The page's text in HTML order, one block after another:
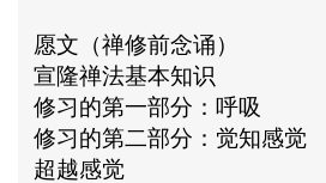
愿文（禅修前念诵）
宣隆禅法基本知识
修习的第一部分：呼吸
修习的第二部分：觉知感觉
超越感觉